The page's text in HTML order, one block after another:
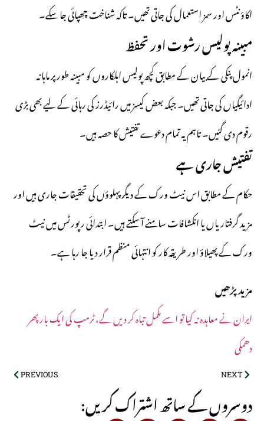
اکاؤنٹس اور سمز استعمال کی جاتی تھیں۔ تاکہ شناخت چھپائی جا سکے۔
مبینہ پولیس رشوت اور تحفظ
انمول پنکی کے بیان کے مطابق کچھ پولیس اہلکاروں کو مبینہ طور پر ماہانہ
ادائیگیاں کی جاتی تھیں۔ جبکہ بعض کیسز میں رائیڈرز کی رہائی کے لیے بھی بڑی
رقوم دی گئیں۔ تاہم یہ تمام دعوے تفتیش کا حصہ ہیں۔
تفتیش جاری ہے
حکام کے مطابق اس نیٹ ورک کے دیگر پہلوؤں کی تحقیقات جاری ہیں اور
مزید گرفتاریاں یا انکشافات سامنے آ سکتے ہیں۔ ابتدائی رپورٹس میں نیٹ
ورک کے پھیلاؤ اور طریقہ کار کو انتہائی منظم قرار دیا جا رہا ہے۔
مزید پڑھیں
ایران نے معاہدہ نہ کیا تو اسے مکمل تباہ کر دیں گے، ٹرمپ کی ایک بار پھر
دھمکی
PREVIOUS NEXT
:دوسروں کے ساتھ اشتراک کریں